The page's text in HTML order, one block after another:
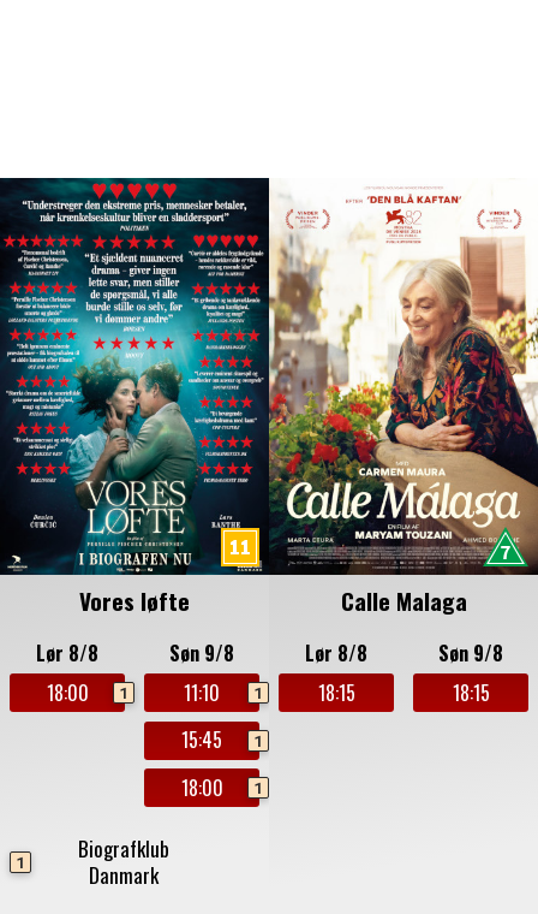
Vores løfte
Lør 8/8
18:00
1
Søn 9/8
11:10
1
15:45 1
18:00 1
1
Biografklub
Danmark
Calle Malaga
Lør 8/8
18:15
Søn 9/8
18:15